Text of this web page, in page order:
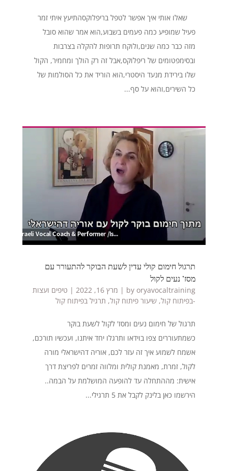
שאלו אותי איך אפשר לטפל בריפלוקסהתיעץ איתי זמר
פעיל שמופיע כמה פעמים בשבוע,הוא אמר שהוא סובל
מזה כבר כמה שנים,ולוקח תרופות להקלה בצרבות
ובסימפטומים של ריפלוקס,אבל זה רק הולך ומחמיר, הקול
שלו בירידת מנעד היסטרי,הוא הוריד את כל הסולמות של
כל השירים,והוא על סף...
תרגול חימום קולי עדין לשעת הבוקר להתעורר עם
מסז’ נעים לקול
by oryavocaltraining
| מרץ 16, 2022 | טיפים ועצות
-בפיתוח קול, שיעור פיתוח קול, תרגיל בפיתוח קול
תרגול של חימום נעים ומסז' לקול לשעת בוקר
כשמתעוררים צפו בוידאו ותרגלו יחד איתנו, ועכשיו תורכם,
אשמח לשמוע איך זה עזר לכם, אוריה דהישראלי מורה
לקול, זמרת, מאמנת קולית ומלווה זמרים לפריצת דרך
אישית: מההתחלה עד להופעה המושלמת על הבמה..
הירשמו כאן בלינק לקבל את 5 תרגילי...